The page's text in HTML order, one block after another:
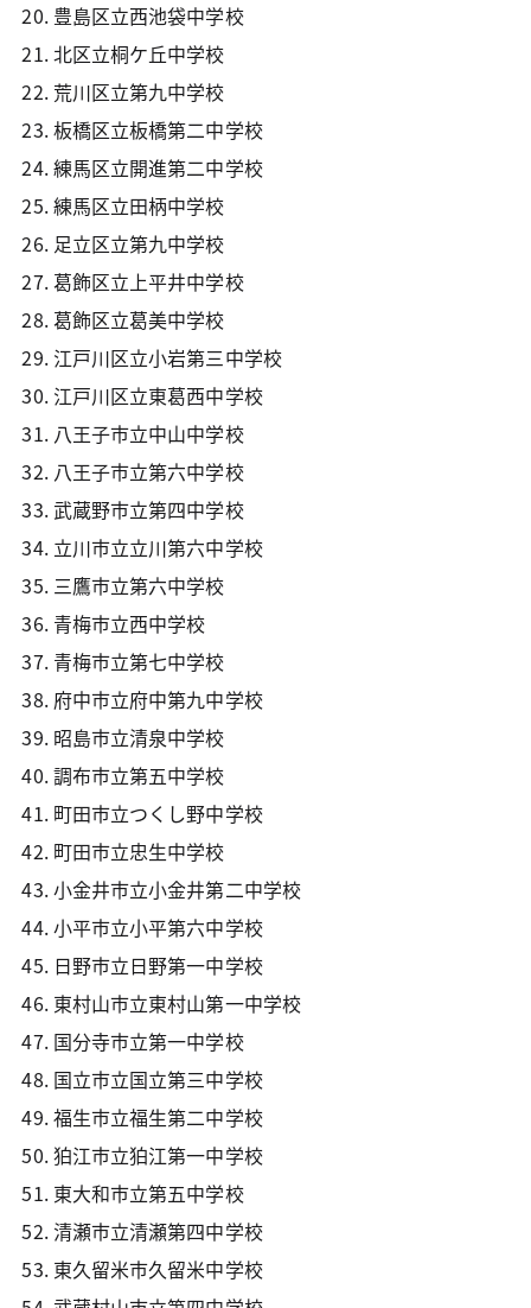
豊島区立西池袋中学校
北区立桐ケ丘中学校
荒川区立第九中学校
板橋区立板橋第二中学校
練馬区立開進第二中学校
練馬区立田柄中学校
足立区立第九中学校
葛飾区立上平井中学校
葛飾区立葛美中学校
江戸川区立小岩第三中学校
江戸川区立東葛西中学校
八王子市立中山中学校
八王子市立第六中学校
武蔵野市立第四中学校
立川市立立川第六中学校
三鷹市立第六中学校
青梅市立西中学校
青梅市立第七中学校
府中市立府中第九中学校
昭島市立清泉中学校
調布市立第五中学校
町田市立つくし野中学校
町田市立忠生中学校
小金井市立小金井第二中学校
小平市立小平第六中学校
日野市立日野第一中学校
東村山市立東村山第一中学校
国分寺市立第一中学校
国立市立国立第三中学校
福生市立福生第二中学校
狛江市立狛江第一中学校
東大和市立第五中学校
清瀬市立清瀬第四中学校
東久留米市久留米中学校